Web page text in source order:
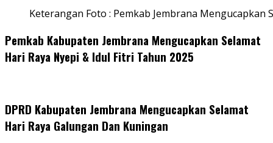
Keterangan Foto : Pemkab Jembrana Mengucapkan
Pemkab Kabupaten Jembrana Mengucapkan Selamat
Hari Raya Nyepi & Idul Fitri Tahun 2025
DPRD Kabupaten Jembrana Mengucapkan Selamat
Hari Raya Galungan Dan Kuningan